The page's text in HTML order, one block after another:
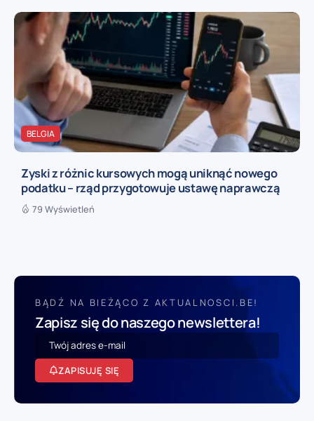
BELGIA
Zyski z różnic kursowych mogą uniknąć nowego
podatku – rząd przygotowuje ustawę naprawczą
79 Wyświetleń
BĄDŹ NA BIEŻĄCO Z AKTUALNOSCI.BE!
Zapisz się do naszego newslettera!
ZAPISUJĘ SIĘ